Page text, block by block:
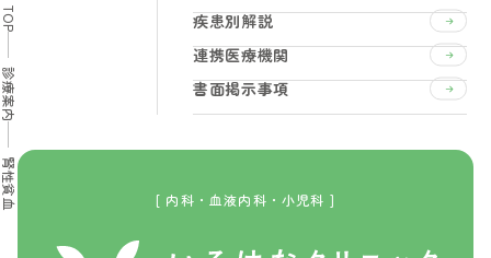
TOP
診療案内
腎性貧血
疾患別解説
連携医療機関
書面掲示事項
[ 内科・血液内科・小児科 ]